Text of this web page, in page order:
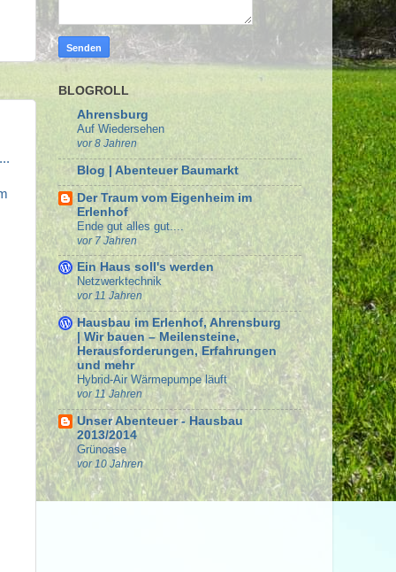
BLOGROLL
Ahrensburg
Auf Wiedersehen
vor 8 Jahren
Blog | Abenteuer Baumarkt
Der Traum vom Eigenheim im
Erlenhof
Ende gut alles gut....
vor 7 Jahren
Ein Haus soll's werden
Netzwerktechnik
vor 11 Jahren
Hausbau im Erlenhof, Ahrensburg
| Wir bauen – Meilensteine,
Herausforderungen, Erfahrungen
und mehr
Hybrid-Air Wärmepumpe läuft
vor 11 Jahren
Unser Abenteuer - Hausbau
2013/2014
Grünoase
vor 10 Jahren